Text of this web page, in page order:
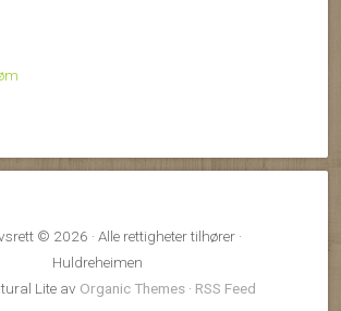
© 2026 · Alle rettigheter tilhører ·
Huldreheimen
Lite av Organic Themes · RSS Feed